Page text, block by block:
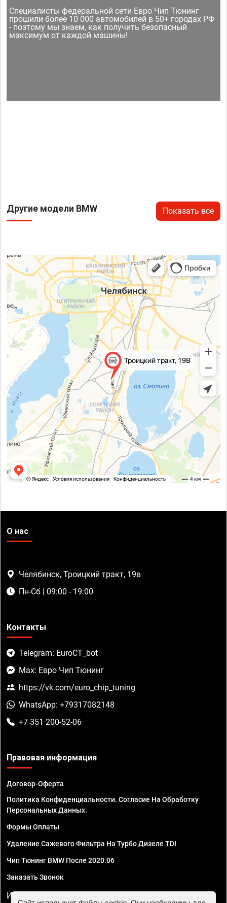
Специалисты федеральной сети Евро Чип Тюнинг
прошили более 10 000 автомобилей в 50+ городах РФ
- поэтому мы знаем, как получить безопасный
максимум от каждой машины!
Другие модели BMW Показать все
О нас
Челябинск, Троицкий тракт, 19в
Пн-Сб | 09:00 - 19:00
Контакты
Telegram: EuroCT_bot
Max: Евро Чип Тюнинг
https://vk.com/euro_chip_tuning
WhatsApp: +79317082148
+7 351 200-52-06
Правовая информация
Договор-Оферта
Политика Конфиденциальности. Согласие На Обработку
Персональных Данных.
Формы Оплаты
Удаление Сажевого Фильтра На Турбо Дизеле TDI
Чип Тюнинг BMW После 2020.06
Заказать Звонок
ИП Смирнов Георгий Павлович. ИНН 781302555843,